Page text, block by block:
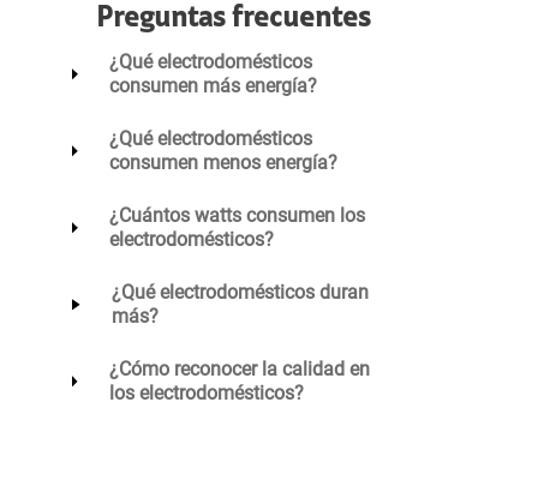
Preguntas frecuentes
¿Qué electrodomésticos
consumen más energía?
¿Qué electrodomésticos
consumen menos energía?
¿Cuántos watts consumen los
electrodomésticos?
¿Qué electrodomésticos duran
más?
¿Cómo reconocer la calidad en
los electrodomésticos?